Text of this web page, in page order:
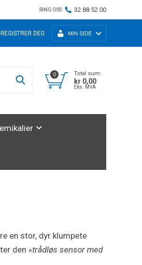
RING OSS: 32 88 52 00
MIN SIDE
REGISTRER DEG
0 Total sum:
kr 0,00
Eks. MVA
en stor, dyr klumpete
den «trådløs sensor med